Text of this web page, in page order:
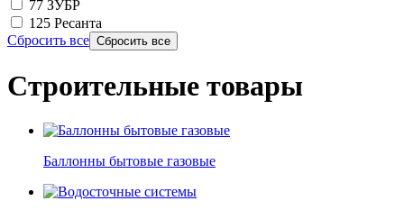
77 ЗУБР
125 Ресанта
Сбросить все
Строительные товары
Баллонны бытовые газовые